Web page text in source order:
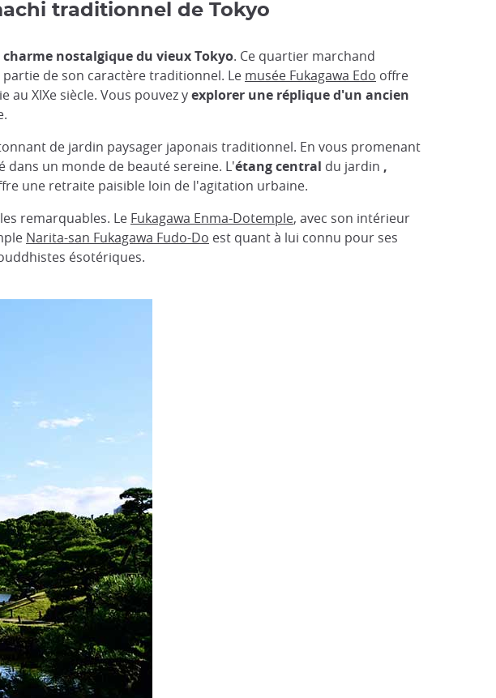
traditionnel de Tokyo
charme nostalgique du vieux Tokyo. Ce quartier marchand
de son caractère traditionnel. Le musée Fukagawa Edo offre
XIXe siècle. Vous pouvez yexplorer une réplique d'un ancien
de jardin paysager japonais traditionnel. En vous promenant
un monde de beauté sereine. L'étang central du jardin ,
une retraite paisible loin de l'agitation urbaine.
remarquables. Le Fukagawa Enma-Dotemple, avec son intérieur
Narita-san Fukagawa Fudo-Do est quant à lui connu pour ses
ésotériques.